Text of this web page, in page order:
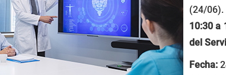
(24/
10:30 a
del
Fecha: